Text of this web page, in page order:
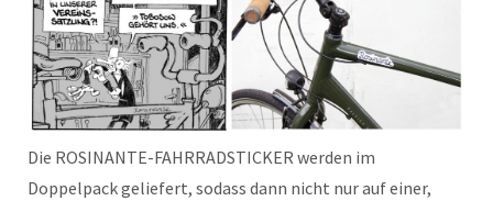
Die ROSINANTE-FAHRRADSTICKER werden im
Doppelpack geliefert, sodass dann nicht nur auf einer,